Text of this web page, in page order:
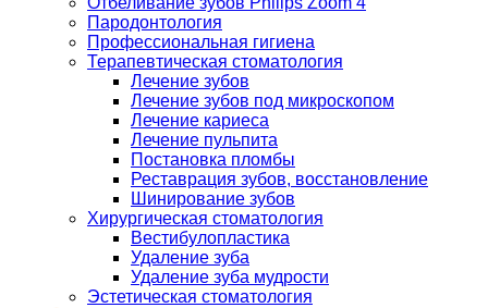
Пародонтология
Профессиональная гигиена
Терапевтическая стоматология
Лечение зубов
Лечение зубов под микроскопом
Лечение кариеса
Лечение пульпита
Постановка пломбы
Реставрация зубов, восстановление
Шинирование зубов
Хирургическая стоматология
Вестибулопластика
Удаление зуба
Удаление зуба мудрости
Эстетическая стоматология